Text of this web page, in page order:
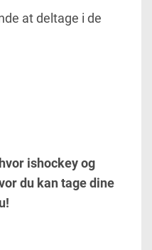
at deltage i de
ishockey og
du kan tage dine